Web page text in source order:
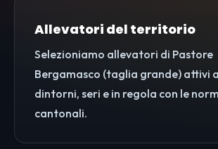
Allevatori del territorio
Selezioniamo allevatori di Pastore
Bergamasco (taglia grande) attivi
dintorni, seri e in regola con le
cantonali.